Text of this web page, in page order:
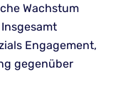
Wachstum
Engagement,
gegenüber